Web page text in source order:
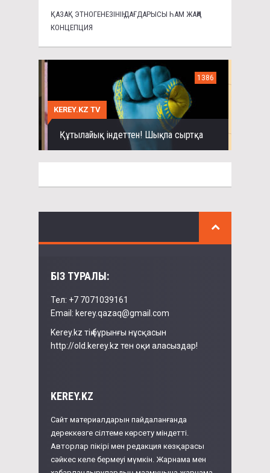
ҚАЗАҚ ЭТНОГЕНЕЗІНІҢ ДАҒДАРЫСЫ ҺАМ ЖАҢА
КОНЦЕПЦИЯ
1386
KEREY.KZ TV
Құтылайық індеттен! Шықпа сыртқа
БІЗ ТУРАЛЫ:
Тел: +7 7071039161
Email: kerey.qazaq@gmail.com
Kerey.kz тің бұрынғы нұсқасын
http://old.kerey.kz тен оқи аласыздар!
KEREY.KZ
Сайт материалдарын пайдаланғанда
дереккөзге сілтеме көрсету міндетті.
Авторлар пікірі мен редакция көзқарасы
сәйкес келе бермеуі мүмкін. Жарнама мен